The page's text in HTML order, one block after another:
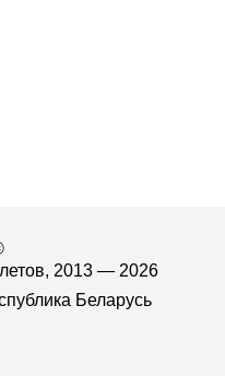
2013 — 2026
Беларусь